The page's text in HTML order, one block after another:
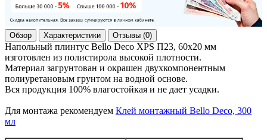
Обзор Характеристики Отзывы (0)
Напольный плинтус Bello Deco XPS П23, 60x20 мм
изготовлен из полистирола высокой плотности.
Материал загрунтован и окрашен двухкомпонентным
полиуретановым грунтом на водной основе.
Вся продукция 100% влагостойкая и не дает усадки.
Для монтажа рекомендуем Клей монтажный Bello Deco, 300
мл